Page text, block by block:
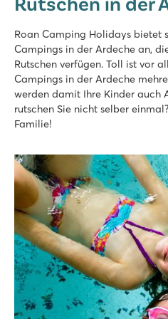
Schöner Innen- und
Unterkünfte auf schattigen
Unweit Ruoms mit tollen
Aluna Vacances
Aluna Vacances
★ ★ ★ ★
Großer Poolkomplex mit
Roan-Mobilheime mit
Unweit der gemütlichen
Le Pommier
Le Pommier
Frankreich - Südfrankreich -
★ ★ ★ ★
Roan Camping Holidays bietet
Campings in der Ardeche an,
Rutschen verfügen. Toll ist vor
Campings in der Ardeche
werden damit Ihre Kinder auch
rutschen Sie nicht selber
Familie!